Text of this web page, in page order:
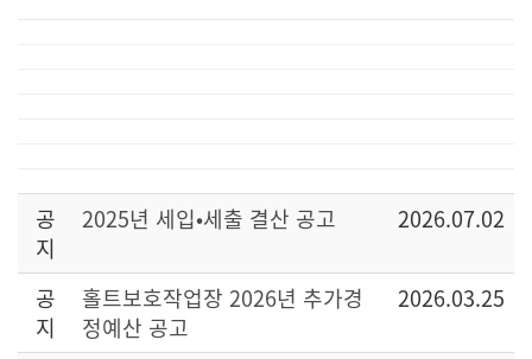
공
지
2025년 세입•세출 결산 공고 2026.07.02
공
지
홀트보호작업장 2026년 추가경
정예산 공고
2026.03.25